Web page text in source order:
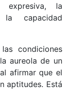
expresiva, la
capacidad
condiciones
aureola de un
afirmar que el
aptitudes. Está